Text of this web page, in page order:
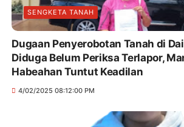
SENGKETA TANAH
Dugaan Penyerobotan Tanah di Dairi:
Diduga Belum Periksa Terlapor, Marini Br.
Habeahan Tuntut Keadilan
4/02/2025 08:12:00 PM